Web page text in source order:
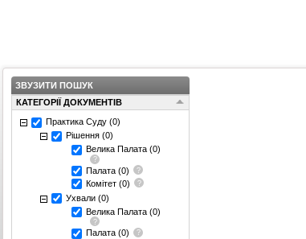
ЗВУЗИТИ ПОШУК
КАТЕГОРІЇ ДОКУМЕНТІВ
Практика Суду (0)
Рішення (0)
Велика Палата (0)
Палата (0)
Комітет (0)
Ухвали (0)
Велика Палата (0)
Палата (0)